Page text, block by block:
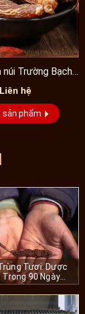
núi Trường Bạch
năm tuổi...
Liên hệ
sản phẩm
Tươi: Dược
Trong 90 Ngày